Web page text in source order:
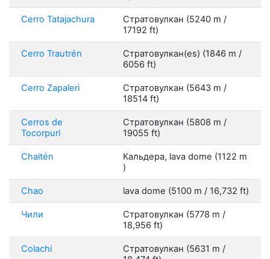
Cerro Tatajachura
Стратовулкан (5240 m /
17192 ft)
Cerro Trautrén
Стратовулкан(es) (1846 m /
6056 ft)
Cerro Zapaleri
Стратовулкан (5643 m /
18514 ft)
Cerros de
Tocorpuri
Стратовулкан (5808 m /
19055 ft)
Chaitén
Кальдера, lava dome (1122 m
)
Chao lava dome (5100 m / 16,732 ft)
Чили
Стратовулкан (5778 m /
18,956 ft)
Colachi
Стратовулкан (5631 m /